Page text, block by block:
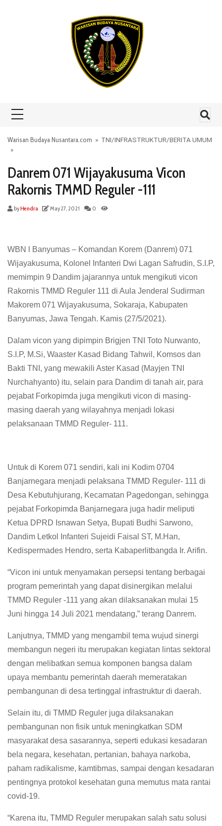
Warisan Budaya Nusantara.com » TNI/INFRASTRUKTUR/BERITA UMUM
»
Danrem 071 Wijayakusuma Vicon
Rakornis TMMD Reguler -111
byHendra May 27, 2021 0
WBN l Banyumas – Komandan Korem (Danrem) 071
Wijayakusuma, Kolonel Infanteri Dwi Lagan Safrudin, S.I.P,
memimpin 9 Dandim jajarannya untuk mengikuti vicon
Rakornis TMMD Reguler 111 di Aula Jenderal Sudirman
Makorem 071 Wijayakusuma, Sokaraja, Kabupaten
Banyumas, Jawa Tengah. Kamis (27/5/2021).
Dalam vicon yang dipimpin Brigjen TNI Toto Nurwanto,
S.I.P, M.Si, Waaster Kasad Bidang Tahwil, Komsos dan
Bakti TNI, yang mewakili Aster Kasad (Mayjen TNI
Nurchahyanto) itu, selain para Dandim di tanah air, para
pejabat Forkopimda juga mengikuti vicon di masing-
masing daerah yang wilayahnya menjadi lokasi
pelaksanaan TMMD Reguler- 111.
Untuk di Korem 071 sendiri, kali ini Kodim 0704
Banjarnegara menjadi pelaksana TMMD Reguler- 111 di
Desa Kebutuhjurang, Kecamatan Pagedongan, sehingga
pejabat Forkopimda Banjarnegara juga hadir meliputi
Ketua DPRD Isnawan Setya, Bupati Budhi Sarwono,
Dandim Letkol Infanteri Sujeidi Faisal ST, M.Han,
Kedispermades Hendro, serta Kabaperlitbangda Ir. Arifin.
“Vicon ini untuk menyamakan persepsi tentang berbagai
program pemerintah yang dapat disinergikan melalui
TMMD Reguler -111 yang akan dilaksanakan mulai 15
Juni hingga 14 Juli 2021 mendatang,” terang Danrem.
Lanjutnya, TMMD yang mengambil tema wujud sinergi
membangun negeri itu merupakan kegiatan lintas sektoral
dengan melibatkan semua komponen bangsa dalam
upaya membantu pemerintah daerah memeratakan
pembangunan di desa tertinggal infrastruktur di daerah.
Selain itu, di TMMD Reguler juga dilaksanakan
pembangunan non fisik untuk meningkatkan SDM
masyarakat desa sasarannya, seperti edukasi kesadaran
bela negara, kesehatan, pertanian, bahaya narkoba,
paham radikalisme, kamtibmas, sampai dengan kesadaran
pentingnya protokol kesehatan guna memutus mata rantai
covid-19.
“Karena itu, TMMD Reguler merupakan salah satu solusi